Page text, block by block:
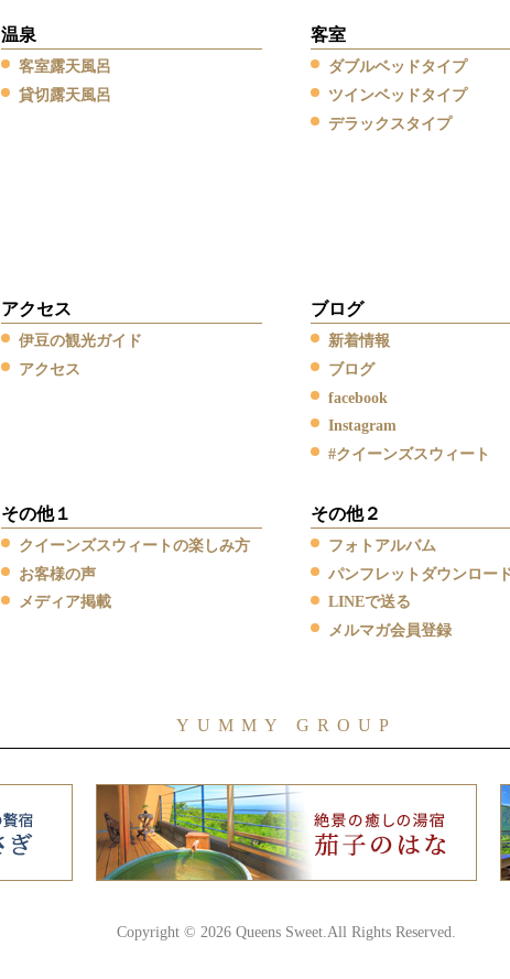
温泉
客室露天風呂
貸切露天風呂
客室
ダブルベッドタイプ
ツインベッドタイプ
デラックスタイプ
アクセス
伊豆の観光ガイド
アクセス
ブログ
新着情報
ブログ
facebook
Instagram
#クイーンズスウィート
その他１
クイーンズスウィートの楽しみ方
お客様の声
メディア掲載
その他２
フォトアルバム
パンフレットダウンロー
LINEで送る
メルマガ会員登録
YUMMY GROUP
Copyright © 2026 Queens Sweet.All Rights Reserved.